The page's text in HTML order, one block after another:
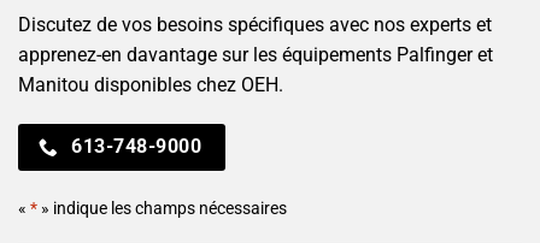
Discutez de vos besoins spécifiques avec nos experts et
apprenez-en davantage sur les équipements Palfinger et
Manitou disponibles chez OEH.
613-748-9000
« * » indique les champs nécessaires